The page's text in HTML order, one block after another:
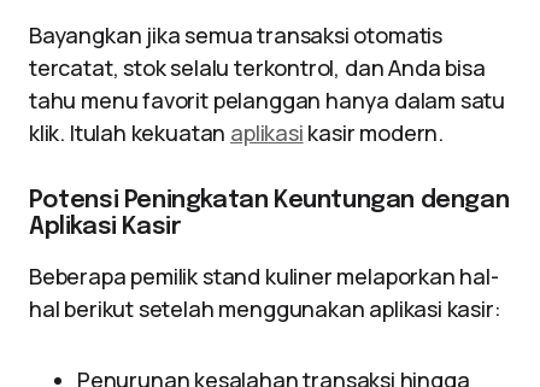
Bayangkan jika semua transaksi otomatis
tercatat, stok selalu terkontrol, dan Anda bisa
tahu menu favorit pelanggan hanya dalam satu
klik. Itulah kekuatan aplikasi kasir modern.
Potensi Peningkatan Keuntungan dengan
Aplikasi Kasir
Beberapa pemilik stand kuliner melaporkan hal-
hal berikut setelah menggunakan aplikasi kasir:
Penurunan kesalahan transaksi hingga